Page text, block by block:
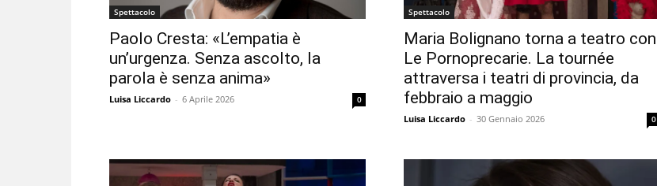
Spettacolo
Paolo Cresta: «L’empatia è
un’urgenza. Senza ascolto, la
parola è senza anima»
Luisa Liccardo - 6 Aprile 2026 0
Spettacolo
Maria Bolignano torna a teatro con
Le Pornoprecarie. La tournée
attraversa i teatri di provincia, da
febbraio a maggio
Luisa Liccardo - 30 Gennaio 2026 0